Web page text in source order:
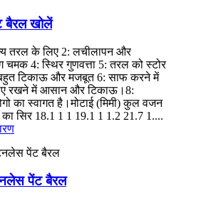
बैरल खोलें
तरल के लिए 2: लचीलापन और
चमक 4: स्थिर गुणवत्ता 5: तरल को स्टोर
टिकाऊ और मजबूत 6: साफ करने में
रखने में आसान और टिकाऊ।8:
का स्वागत है।मोटाई (मिमी) कुल वजन
का सिर 18.1 1 1 19.1 1 1.2 21.7 1....
पेंट बैरल